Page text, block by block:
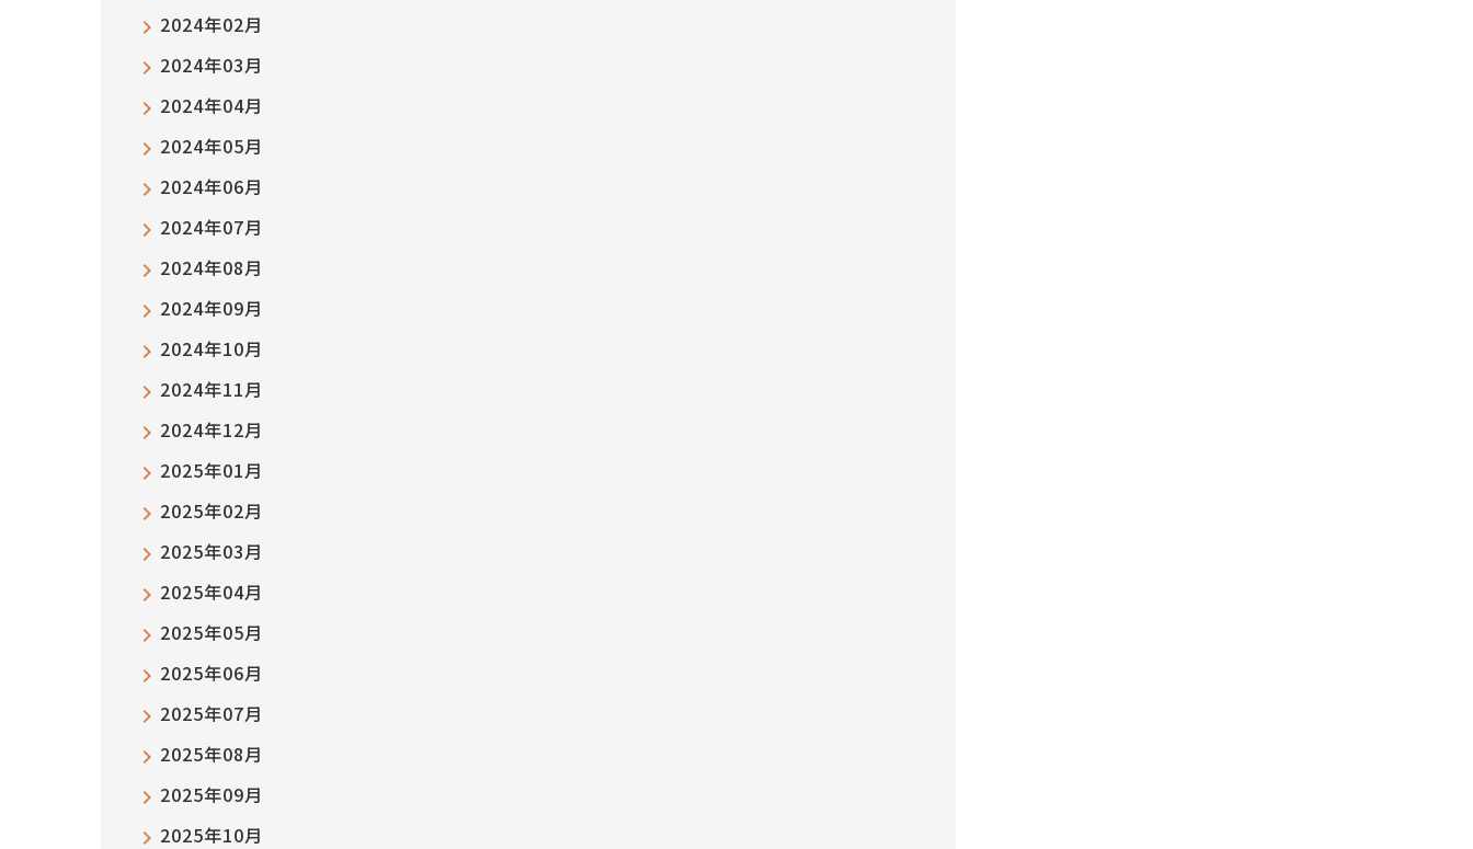
2024年02月
2024年03月
2024年04月
2024年05月
2024年06月
2024年07月
2024年08月
2024年09月
2024年10月
2024年11月
2024年12月
2025年01月
2025年02月
2025年03月
2025年04月
2025年05月
2025年06月
2025年07月
2025年08月
2025年09月
2025年10月